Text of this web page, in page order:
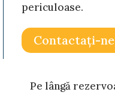
periculoase.
Contactaţi-ne
Pe lângă